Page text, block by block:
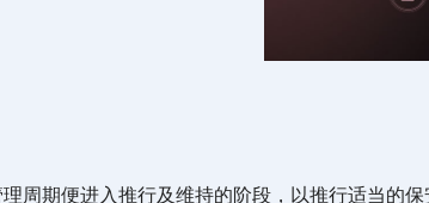
周期便进入推行及维持的阶段，以推行适当的